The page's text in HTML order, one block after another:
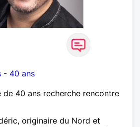
- 40 ans
de 40 ans recherche rencontre
originaire du Nord et